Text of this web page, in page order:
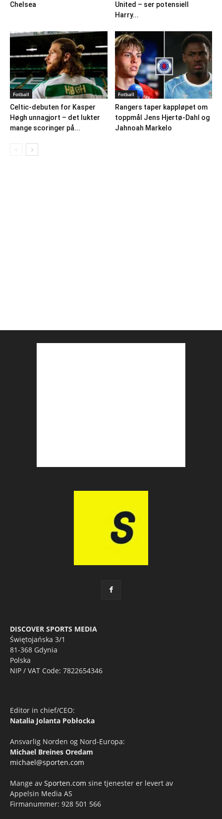
Chelsea
United – ser potensiell
Harry...
Fotball
Celtic-debuten for Kasper
Høgh unnagjort – det lukter
mange scoringer på...
Fotball
Rangers taper kappløpet om
toppmål Jens Hjertø-Dahl og
Jahnoah Markelo
DISCOVER SPORTS MEDIA
Świętojańska 3/1
81-368 Gdynia
Polska
NIP / VAT Code: 7822654346
Editor in chief/CEO:
Natalia Jolanta Pobłocka
Ansvarlig Norden og Nord-Europa:
Michael Breines Oredam
michael@sporten.com
Mange av Sporten.com sine tjenester er levert av
Appelsin Media AS
Firmanummer: 928 501 566